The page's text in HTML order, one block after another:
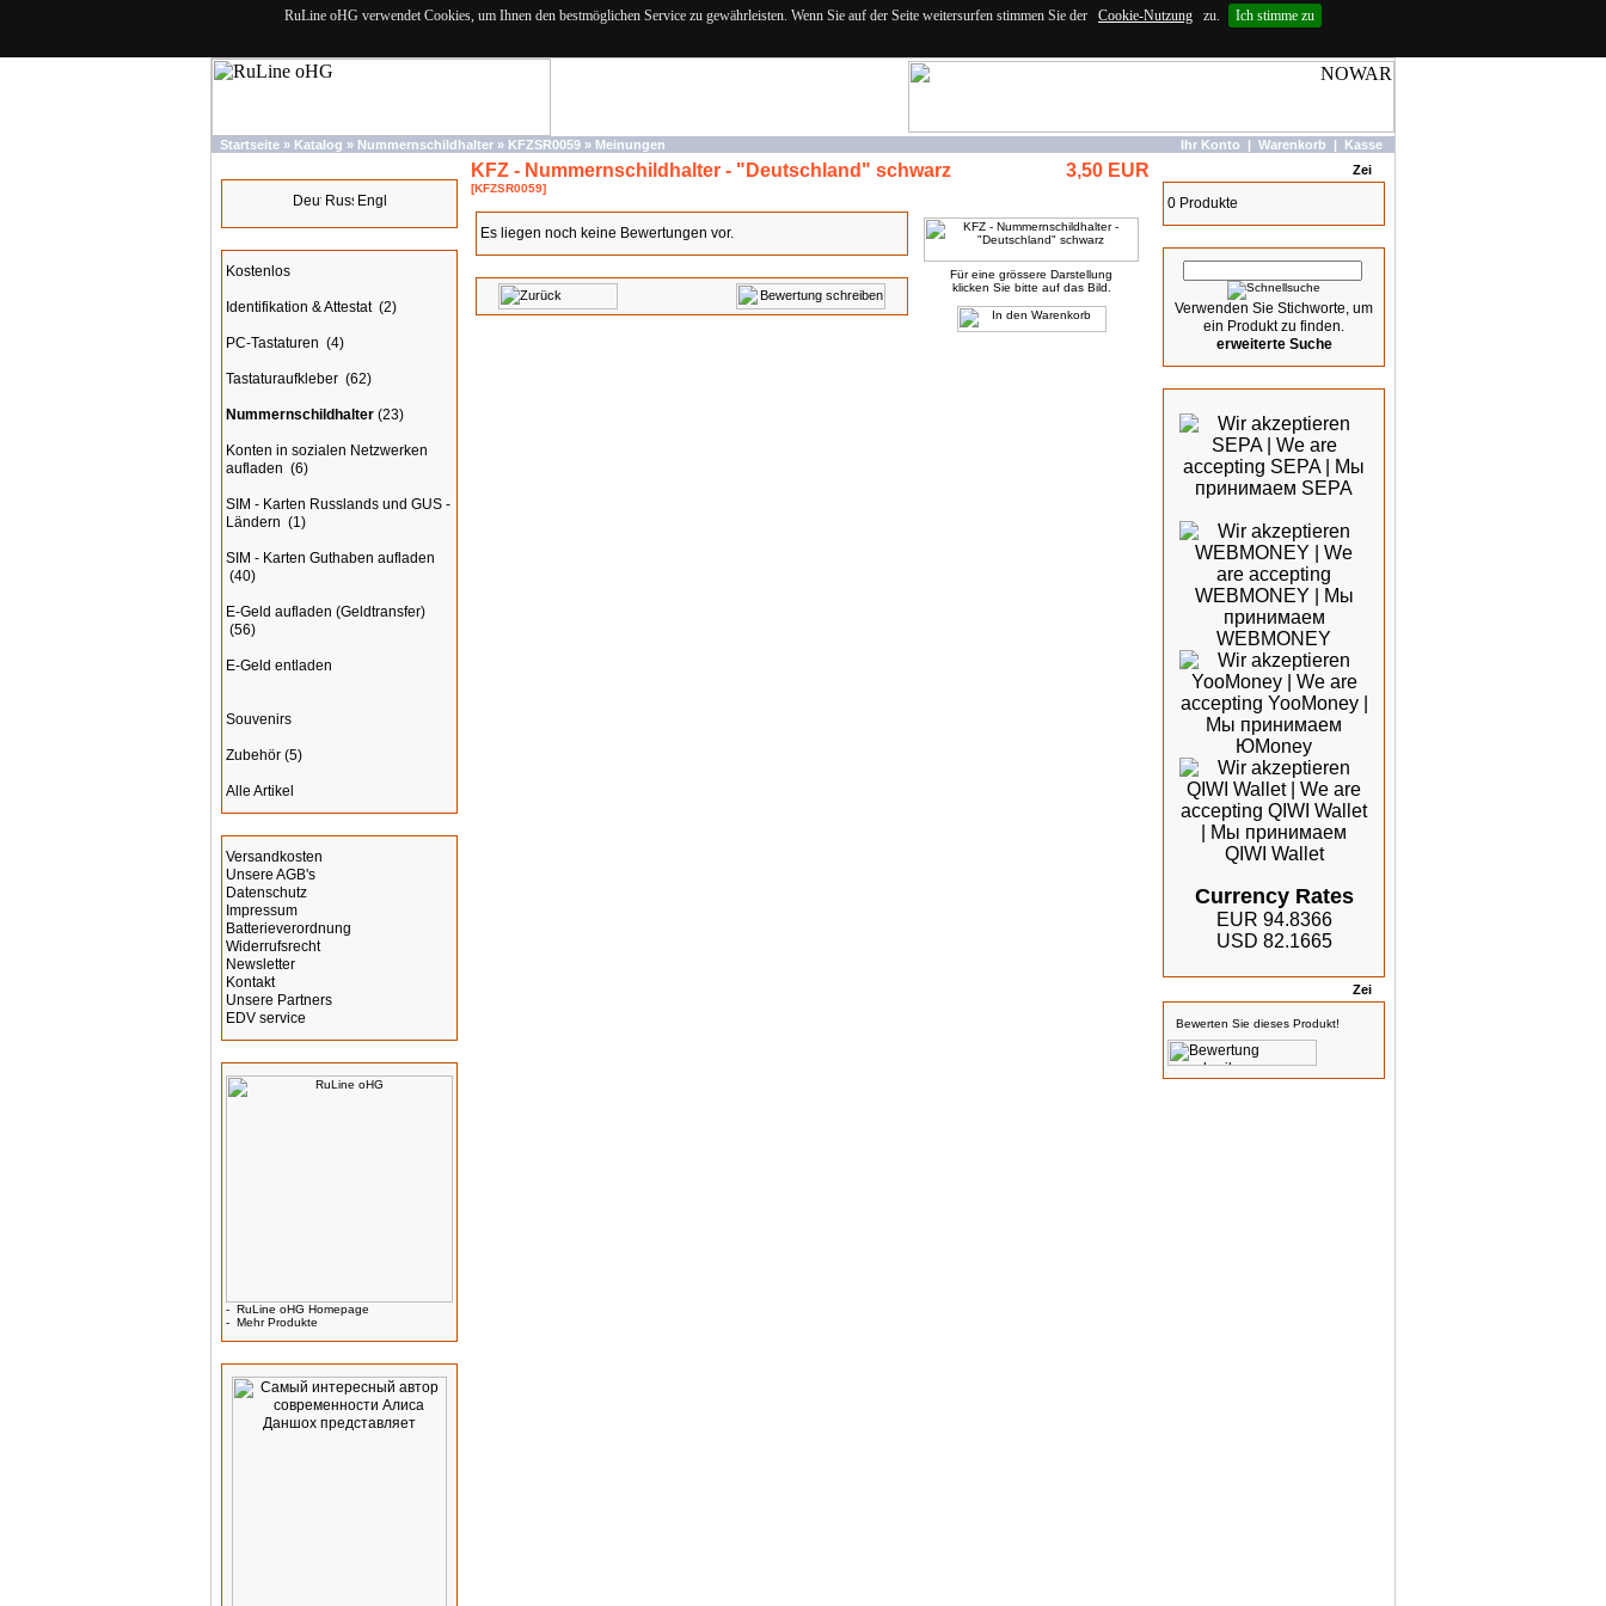
RuLine oHG verwendet Cookies, um Ihnen den bestmöglichen Service zu gewährleisten. Wenn Sie auf der Seite weitersurfen stimmen Sie der Cookie-Nutzung zu. Ich stimme zu
Startseite » Katalog » Nummernschildhalter » KFZSR0059 » Meinungen Ihr Konto | Warenkorb | Kasse
Kostenlos
Identifikation & Attestat (2)
PC-Tastaturen (4)
Tastaturaufkleber (62)
Nummernschildhalter (23)
Konten in sozialen Netzwerken
aufladen (6)
SIM - Karten Russlands und GUS -
Ländern (1)
SIM - Karten Guthaben aufladen
(40)
E-Geld aufladen (Geldtransfer)
(56)
E-Geld entladen
Souvenirs
Zubehör (5)
Alle Artikel
Versandkosten
Unsere AGB's
Datenschutz
Impressum
Batterieverordnung
Widerrufsrecht
Newsletter
Kontakt
Unsere Partners
EDV service
- RuLine oHG Homepage
- Mehr Produkte
KFZ - Nummernschildhalter - "Deutschland" schwarz
[KFZSR0059]
3,50 EUR
Es liegen noch keine Bewertungen vor.
Für eine grössere Darstellung
klicken Sie bitte auf das Bild.
0 Produkte
Verwenden Sie Stichworte, um
ein Produkt zu finden.
erweiterte Suche
Currency Rates
EUR 94.8366
USD 82.1665
Bewerten Sie dieses Produkt!